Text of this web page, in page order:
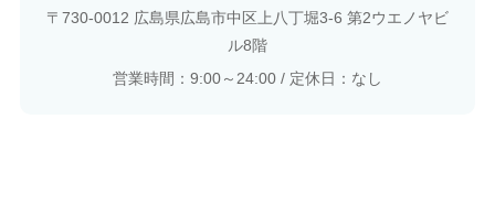
〒730-0012 広島県広島市中区上八丁堀3-6 第2ウエノヤビ
ル8階
営業時間：9:00～24:00 / 定休日：なし